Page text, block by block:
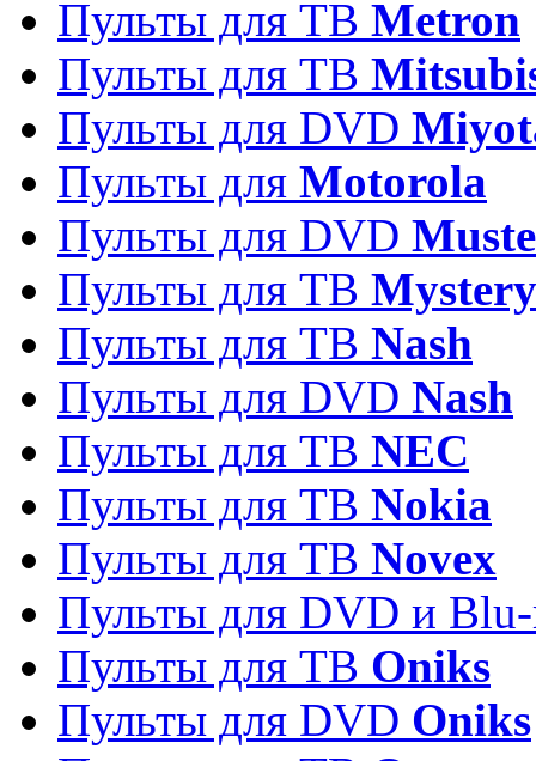
Пульты для ТВ Metron
Пульты для TB
Пульты для DVD
Пульты для Motorola
Пульты для DVD
Пульты для ТВ Mystery
Пульты для ТВ Nash
Пульты для DVD Nash
Пульты для ТВ NEC
Пульты для ТВ Nokia
Пульты для ТВ Novex
Пульты для DVD и
Пульты для ТВ Oniks
Пульты для DVD Oniks